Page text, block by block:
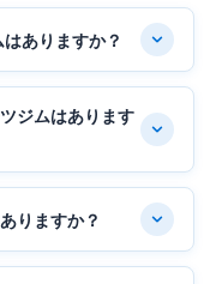
ありますか？
ジムはあります
りますか？